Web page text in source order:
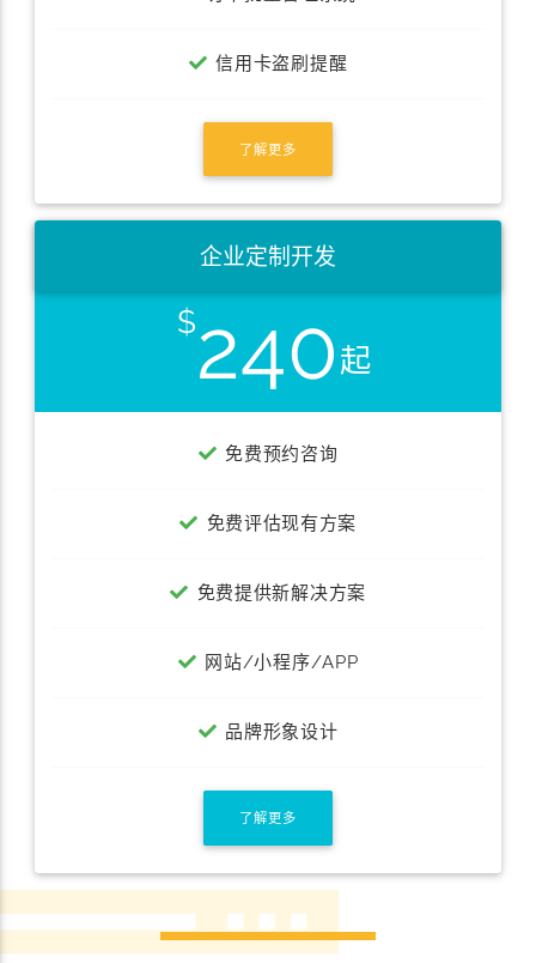
信用卡盗刷提醒
了解更多
240
企业定制开发
免费预约咨询
免费评估现有方案
免费提供新解决方案
网站/小程序/APP
品牌形象设计
了解更多